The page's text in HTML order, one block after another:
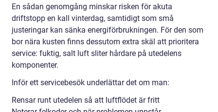
En sådan genomgång minskar risken för akuta
driftstopp en kall vinterdag, samtidigt som små
justeringar kan sänka energiförbrukningen. För den som
bor nära kusten finns dessutom extra skäl att prioritera
service: fuktig, salt luft sliter hårdare på utedelens
komponenter.
Inför ett servicebesök underlättar det om man:
Rensar runt utedelen så att luftflödet är fritt